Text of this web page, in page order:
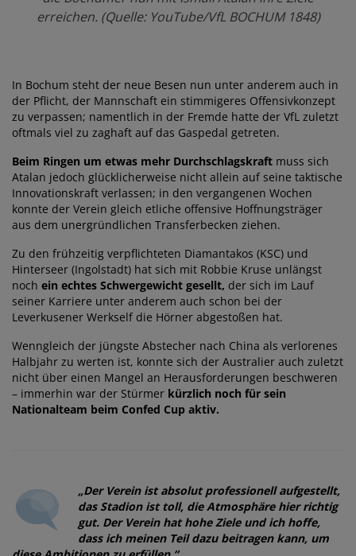
erreichen. (Quelle: YouTube/VfL BOCHUM 1848)
In Bochum steht der neue Besen nun unter anderem auch in
der Pflicht, der Mannschaft ein stimmigeres Offensivkonzept
zu verpassen; namentlich in der Fremde hatte der VfL zuletzt
oftmals viel zu zaghaft auf das Gaspedal getreten.
Beim Ringen um etwas mehr Durchschlagskraft muss sich
Atalan jedoch glücklicherweise nicht allein auf seine taktische
Innovationskraft verlassen; in den vergangenen Wochen
konnte der Verein gleich etliche offensive Hoffnungsträger
aus dem unergründlichen Transferbecken ziehen.
Zu den frühzeitig verpflichteten Diamantakos (KSC) und
Hinterseer (Ingolstadt) hat sich mit Robbie Kruse unlängst
noch ein echtes Schwergewicht gesellt, der sich im Lauf
seiner Karriere unter anderem auch schon bei der
Leverkusener Werkself die Hörner abgestoßen hat.
Wenngleich der jüngste Abstecher nach China als verlorenes
Halbjahr zu werten ist, konnte sich der Australier auch zuletzt
nicht über einen Mangel an Herausforderungen beschweren
– immerhin war der Stürmer kürzlich noch für sein
Nationalteam beim Confed Cup aktiv.
„Der Verein ist absolut professionell aufgestellt,
das Stadion ist toll, die Atmosphäre hier richtig
gut. Der Verein hat hohe Ziele und ich hoffe,
dass ich meinen Teil dazu beitragen kann, um